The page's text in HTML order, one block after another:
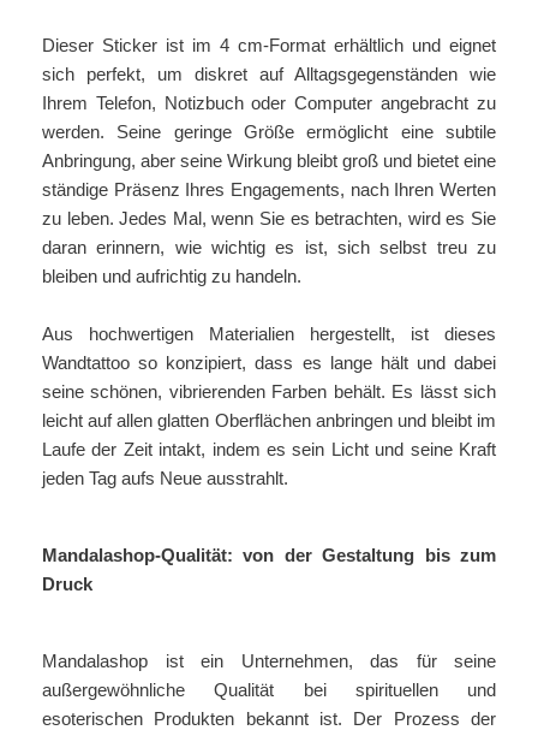
Dieser Sticker ist im 4 cm-Format erhältlich und eignet
sich perfekt, um diskret auf Alltagsgegenständen wie
Ihrem Telefon, Notizbuch oder Computer angebracht zu
werden. Seine geringe Größe ermöglicht eine subtile
Anbringung, aber seine Wirkung bleibt groß und bietet eine
ständige Präsenz Ihres Engagements, nach Ihren Werten
zu leben. Jedes Mal, wenn Sie es betrachten, wird es Sie
daran erinnern, wie wichtig es ist, sich selbst treu zu
bleiben und aufrichtig zu handeln.
Aus hochwertigen Materialien hergestellt, ist dieses
Wandtattoo so konzipiert, dass es lange hält und dabei
seine schönen, vibrierenden Farben behält. Es lässt sich
leicht auf allen glatten Oberflächen anbringen und bleibt im
Laufe der Zeit intakt, indem es sein Licht und seine Kraft
jeden Tag aufs Neue ausstrahlt.
Mandalashop-Qualität: von der Gestaltung bis zum
Druck
Mandalashop ist ein Unternehmen, das für seine
außergewöhnliche Qualität bei spirituellen und
esoterischen Produkten bekannt ist. Der Prozess der